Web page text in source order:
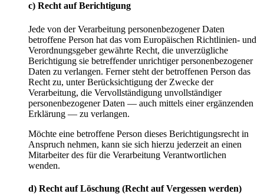
c) Recht auf Berichtigung
Jede von der Verarbeitung personenbezogener Daten
betroffene Person hat das vom Europäischen Richtlinien- und
Verordnungsgeber gewährte Recht, die unverzügliche
Berichtigung sie betreffender unrichtiger personenbezogener
Daten zu verlangen. Ferner steht der betroffenen Person das
Recht zu, unter Berücksichtigung der Zwecke der
Verarbeitung, die Vervollständigung unvollständiger
personenbezogener Daten — auch mittels einer ergänzenden
Erklärung — zu verlangen.
Möchte eine betroffene Person dieses Berichtigungsrecht in
Anspruch nehmen, kann sie sich hierzu jederzeit an einen
Mitarbeiter des für die Verarbeitung Verantwortlichen
wenden.
d) Recht auf Löschung (Recht auf Vergessen werden)